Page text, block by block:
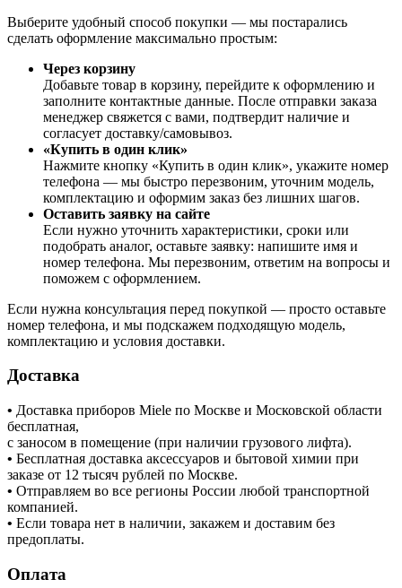
Выберите удобный способ покупки — мы постарались
сделать оформление максимально простым:
Через корзину
Добавьте товар в корзину, перейдите к оформлению и
заполните контактные данные. После отправки заказа
менеджер свяжется с вами, подтвердит наличие и
согласует доставку/самовывоз.
«Купить в один клик»
Нажмите кнопку «Купить в один клик», укажите номер
телефона — мы быстро перезвоним, уточним модель,
комплектацию и оформим заказ без лишних шагов.
Оставить заявку на сайте
Если нужно уточнить характеристики, сроки или
подобрать аналог, оставьте заявку: напишите имя и
номер телефона. Мы перезвоним, ответим на вопросы и
поможем с оформлением.
Если нужна консультация перед покупкой — просто оставьте
номер телефона, и мы подскажем подходящую модель,
комплектацию и условия доставки.
Доставка
• Доставка приборов Miele по Москве и Московской области
бесплатная,
с заносом в помещение (при наличии грузового лифта).
• Бесплатная доставка аксессуаров и бытовой химии при
заказе от 12 тысяч рублей по Москве.
• Отправляем во все регионы России любой транспортной
компанией.
• Если товара нет в наличии, закажем и доставим без
предоплаты.
Оплата